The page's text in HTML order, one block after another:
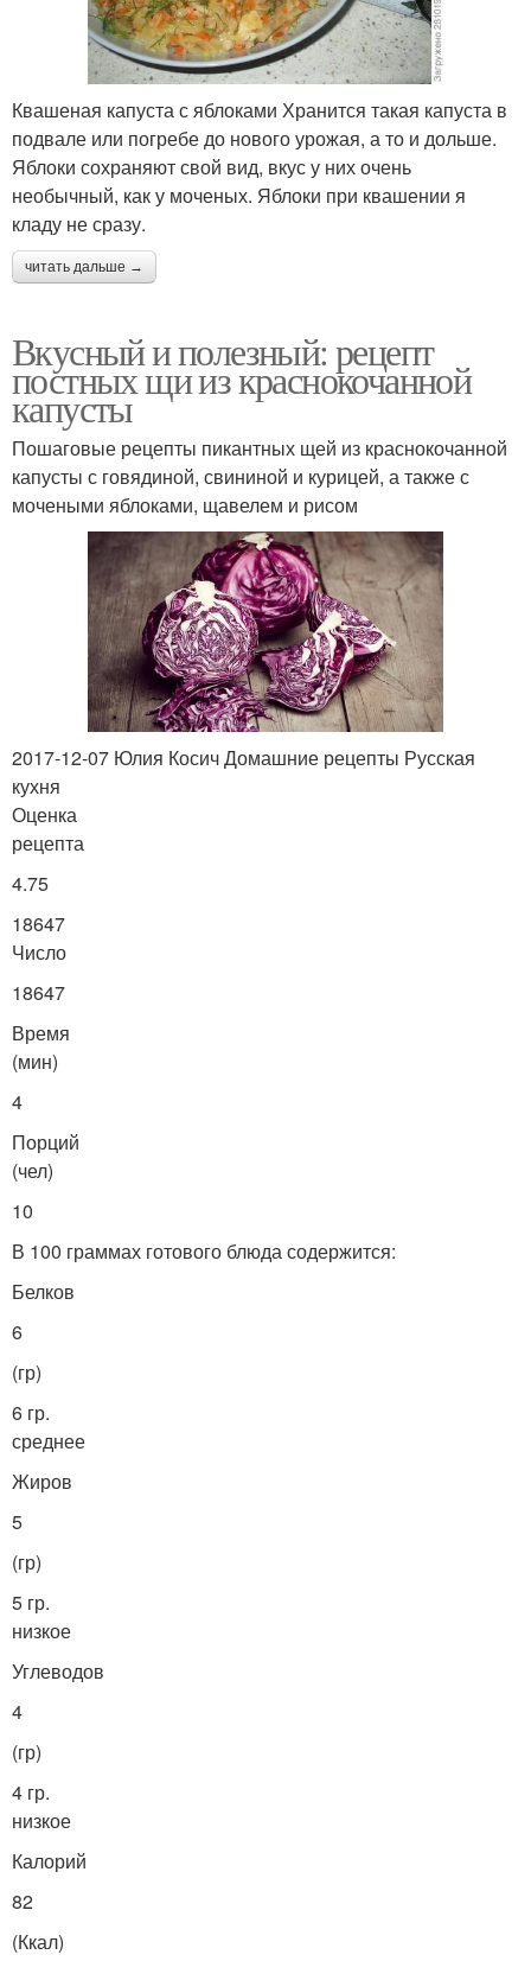
Квашеная капуста с яблоками Хранится такая капуста в
подвале или погребе до нового урожая, а то и дольше.
Яблоки сохраняют свой вид, вкус у них очень
необычный, как у моченых. Яблоки при квашении я
кладу не сразу.
читать дальше →
Вкусный и полезный: рецепт
постных щи из краснокочанной
капусты
Пошаговые рецепты пикантных щей из краснокочанной
капусты с говядиной, свининой и курицей, а также с
мочеными яблоками, щавелем и рисом
2017-12-07 Юлия Косич Домашние рецепты Русская
кухня
Оценка
рецепта
4.75
18647
Число
18647
Время
(мин)
4
Порций
(чел)
10
В 100 граммах готового блюда содержится:
Белков
6
(гр)
6 гр.
среднее
Жиров
5
(гр)
5 гр.
низкое
Углеводов
4
(гр)
4 гр.
низкое
Калорий
82
(Ккал)